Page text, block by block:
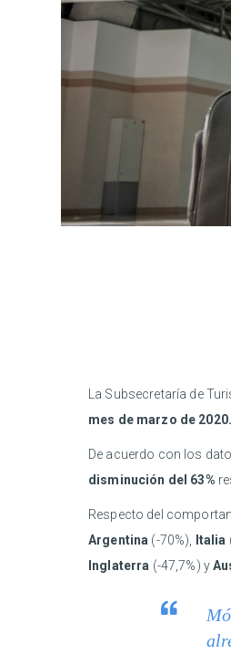
La Subsecretaría de
mes de marzo de 2020.
De acuerdo con los
disminución del 63%
Respecto del
Argentina (-70%), Italia
Inglaterra (-47,7%) y